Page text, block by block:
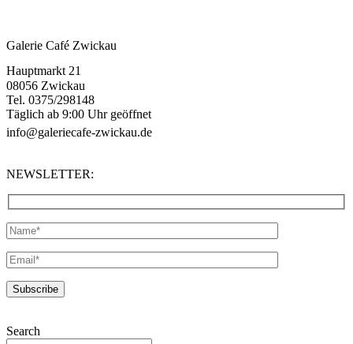
Galerie Café Zwickau
Hauptmarkt 21
08056 Zwickau
Tel. 0375/298148
Täglich ab 9:00 Uhr geöffnet
info@galeriecafe-zwickau.de
NEWSLETTER:
Search